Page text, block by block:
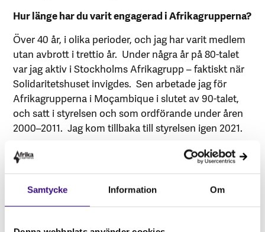
Samtycke Information Om
Hur länge har du varit engagerad i Afrikagrupperna?
Över 40 år, i olika perioder, och jag har varit medlem
utan avbrott i trettio år. Under några år på 80-talet
var jag aktiv i Stockholms Afrikagrupp – faktiskt när
Solidaritetshuset invigdes. Sen arbetade jag för
Afrikagrupperna i Moçambique i slutet av 90-talet,
och satt i styrelsen och som ordförande under åren
2000–2011. Jag kom tillbaka till styrelsen igen 2021.
Vad ser du fram emot mest under det kommande
styrelseåret?
Maktskifte! Vi måste byta regering i september, så vi
får tillbaka ett Sverige präglat av solidaritet, och med